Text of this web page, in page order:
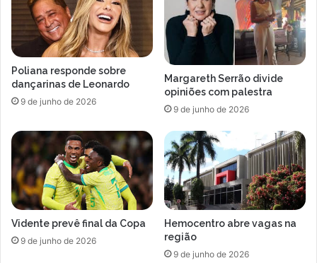
Poliana responde sobre
dançarinas de Leonardo
9 de junho de 2026
Margareth Serrão divide
opiniões com palestra
9 de junho de 2026
Vidente prevê final da Copa
9 de junho de 2026
Hemocentro abre vagas na
região
9 de junho de 2026